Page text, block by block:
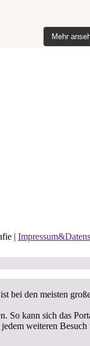
Mehr
|
bei den meisten
So kann sich das
weiteren